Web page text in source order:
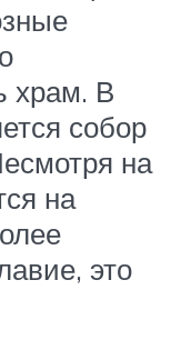
храм. В
собор
на
на
это